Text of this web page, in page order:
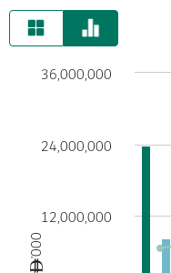
12,000,000
24,000,000
36,000,000
ê’000